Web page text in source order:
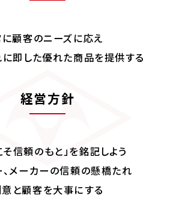
顧客のニーズに応え
即した優れた商品を提供する
経営方針
そ信頼のもと」を銘記しよう
メーカーの信頼の懸橋たれ
と顧客を大事にする